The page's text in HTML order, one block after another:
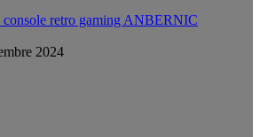
console retro gaming ANBERNIC
2024